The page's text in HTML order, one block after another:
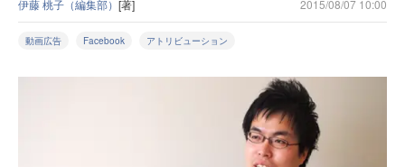
伊藤 桃子（編集部） [著] 2015/08/07 10:00
動画広告 Facebook アトリビューション